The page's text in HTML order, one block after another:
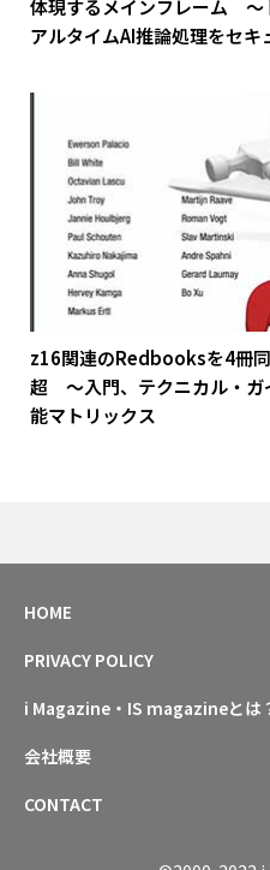
体現するメインフレーム ～
アルタイムAI推論処理をセキ
z16関連のRedbooksを4冊
超 ～入門、テクニカル・ガ
能マトリックス
HOME
PRIVACY POLICY
i Magazine・IS magazineとは
会社概要
CONTACT